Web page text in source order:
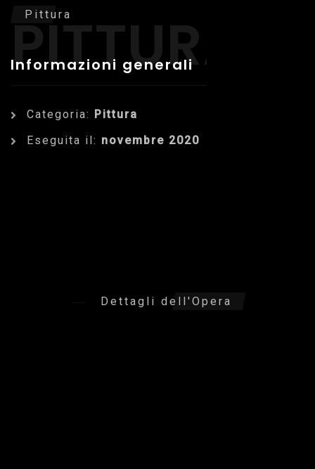
PITTURA
Pittura
Informazioni generali
Categoria:
Pittura
Eseguita il: novembre 2020
Dettagli dell'Opera